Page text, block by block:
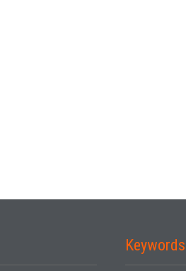
Keywords